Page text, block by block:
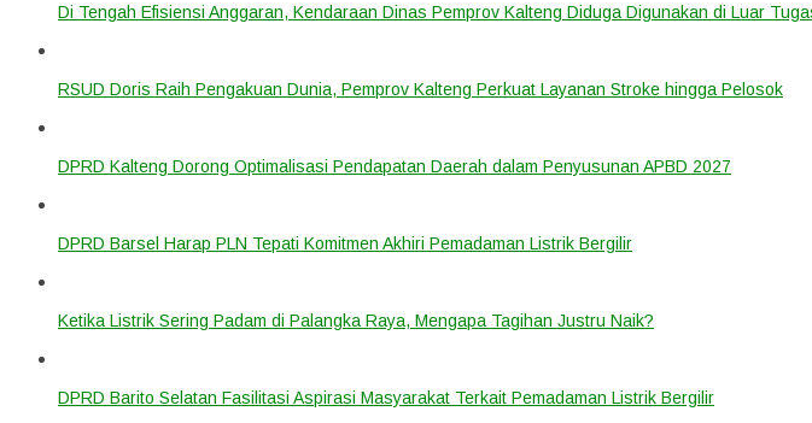
Di Tengah Efisiensi Anggaran, Kendaraan Dinas Pemprov Kalteng Diduga Digunakan di Luar
RSUD Doris Raih Pengakuan Dunia, Pemprov Kalteng Perkuat Layanan Stroke hingga Pelosok
DPRD Kalteng Dorong Optimalisasi Pendapatan Daerah dalam Penyusunan APBD 2027
DPRD Barsel Harap PLN Tepati Komitmen Akhiri Pemadaman Listrik Bergilir
Ketika Listrik Sering Padam di Palangka Raya, Mengapa Tagihan Justru Naik?
DPRD Barito Selatan Fasilitasi Aspirasi Masyarakat Terkait Pemadaman Listrik Bergilir